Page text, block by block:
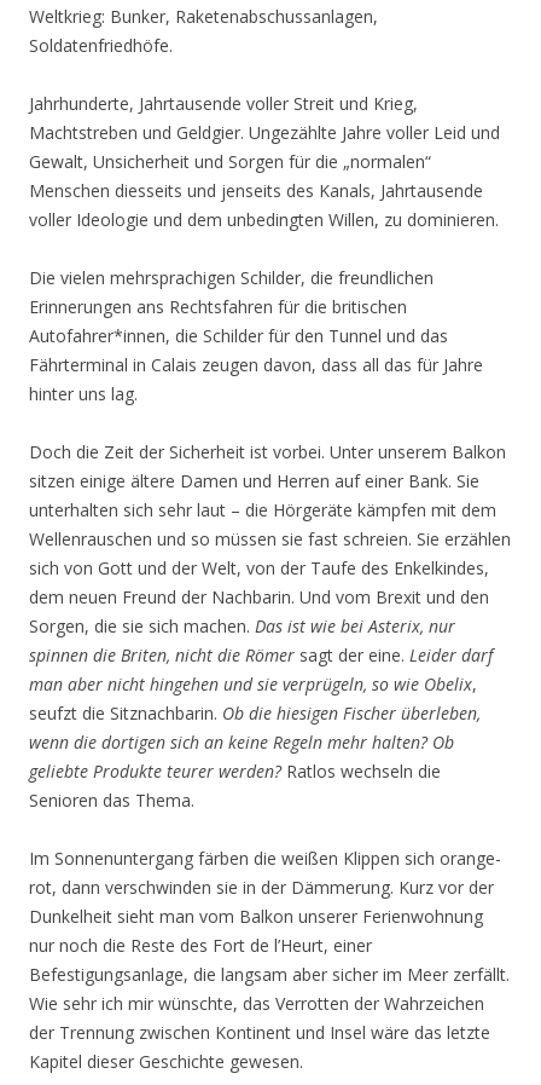
Weltkrieg: Bunker, Raketenabschussanlagen,
Soldatenfriedhöfe.
Jahrhunderte, Jahrtausende voller Streit und Krieg,
Machtstreben und Geldgier. Ungezählte Jahre voller Leid und
Gewalt, Unsicherheit und Sorgen für die „normalen“
Menschen diesseits und jenseits des Kanals, Jahrtausende
voller Ideologie und dem unbedingten Willen, zu dominieren.
Die vielen mehrsprachigen Schilder, die freundlichen
Erinnerungen ans Rechtsfahren für die britischen
Autofahrer*innen, die Schilder für den Tunnel und das
Fährterminal in Calais zeugen davon, dass all das für Jahre
hinter uns lag.
Doch die Zeit der Sicherheit ist vorbei. Unter unserem Balkon
sitzen einige ältere Damen und Herren auf einer Bank. Sie
unterhalten sich sehr laut – die Hörgeräte kämpfen mit dem
Wellenrauschen und so müssen sie fast schreien. Sie erzählen
sich von Gott und der Welt, von der Taufe des Enkelkindes,
dem neuen Freund der Nachbarin. Und vom Brexit und den
Sorgen, die sie sich machen. Das ist wie bei Asterix, nur
spinnen die Briten, nicht die Römer sagt der eine. Leider darf
man aber nicht hingehen und sie verprügeln, so wie Obelix,
seufzt die Sitznachbarin. Ob die hiesigen Fischer überleben,
wenn die dortigen sich an keine Regeln mehr halten? Ob
geliebte Produkte teurer werden?Ratlos wechseln die
Senioren das Thema.
Im Sonnenuntergang färben die weißen Klippen sich orange-
rot, dann verschwinden sie in der Dämmerung. Kurz vor der
Dunkelheit sieht man vom Balkon unserer Ferienwohnung
nur noch die Reste des Fort de l’Heurt, einer
Befestigungsanlage, die langsam aber sicher im Meer zerfällt.
Wie sehr ich mir wünschte, das Verrotten der Wahrzeichen
der Trennung zwischen Kontinent und Insel wäre das letzte
Kapitel dieser Geschichte gewesen.